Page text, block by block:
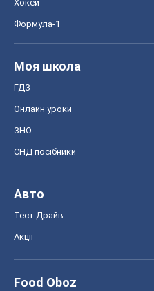
Хокей
Формула-1
Моя школа
ГДЗ
Онлайн уроки
ЗНО
СНД посібники
Авто
Тест Драйв
Акції
Food Oboz